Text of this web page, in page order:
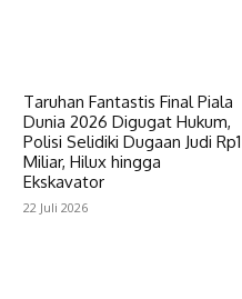
Taruhan Fantastis Final Piala
Dunia 2026 Digugat Hukum,
Polisi Selidiki Dugaan Judi Rp1
Miliar, Hilux hingga
Ekskavator
22 Juli 2026